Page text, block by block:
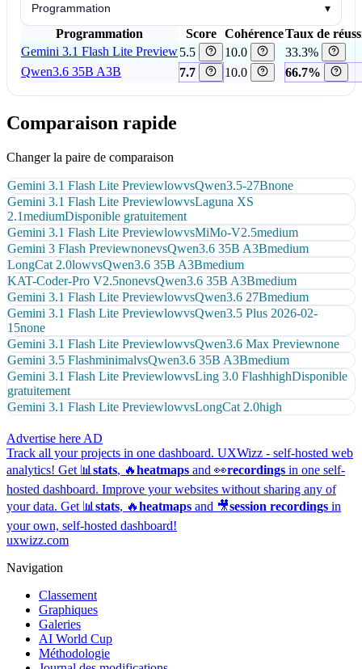
Programmation ▾
Programmation Score CohérenceTaux de
Gemini 3.1 Flash Lite Preview5.5 10.0
33.3%
Qwen3.6 35B A3B
7.7 10.0 66.7%
Comparaison rapide
Changer la paire de comparaison
Gemini 3.1 Flash Lite PreviewlowvsQwen3.5-27Bnone
Gemini 3.1 Flash Lite PreviewlowvsLaguna XS
2.1mediumDisponible gratuitement
Gemini 3.1 Flash Lite PreviewlowvsMiMo-V2.5medium
Gemini 3 Flash PreviewnonevsQwen3.6 35B A3Bmedium
LongCat 2.0lowvsQwen3.6 35B A3Bmedium
KAT-Coder-Pro V2.5nonevsQwen3.6 35B A3Bmedium
Gemini 3.1 Flash Lite PreviewlowvsQwen3.6 27Bmedium
Gemini 3.1 Flash Lite PreviewlowvsQwen3.5 Plus 2026-02-
15none
Gemini 3.1 Flash Lite PreviewlowvsQwen3.6 Max Previewnone
Gemini 3.5 FlashminimalvsQwen3.6 35B A3Bmedium
Gemini 3.1 Flash Lite PreviewlowvsLing 3.0 FlashhighDisponible
gratuitement
Gemini 3.1 Flash Lite PreviewlowvsLongCat 2.0high
Advertise here AD
Track all your projects in one dashboard. UXWizz - self-hosted web
analytics! Get 📊 stats, 🔥heatmaps and 👀recordings in one self-
hosted dashboard. Improve your websites without sharing any of
your data. Get 📊 stats, 🔥heatmaps and 🎥session recordings in
your own, self-hosted dashboard!
uxwizz.com
Navigation
Classement
Graphiques
Galeries
AI World Cup
Méthodologie